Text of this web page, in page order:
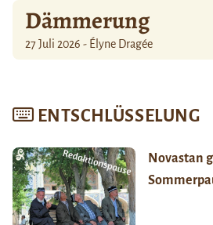
Dämmerung
27 Juli 2026 - Élyne Dragée
ENTSCHLÜSSELUNG
Novastan